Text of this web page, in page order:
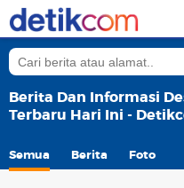
Berita Dan Informasi
Terbaru Hari Ini -
Semua Berita Foto